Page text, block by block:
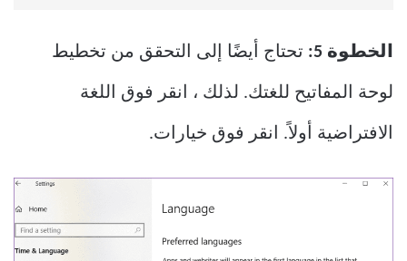
الخطوة 5: تحتاج أيضًا إلى التحقق من تخطيط
لوحة المفاتيح للغتك. لذلك ، انقر فوق اللغة
الافتراضية أولاً. انقر فوق خيارات.